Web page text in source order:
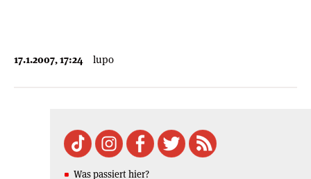
17.1.2007, 17:24 lupo
Was passiert hier?